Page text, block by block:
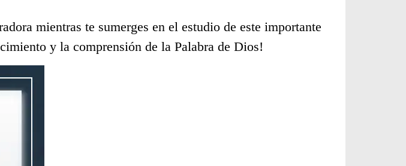
mientras te sumerges en el estudio de este importante
y la comprensión de la Palabra de Dios!